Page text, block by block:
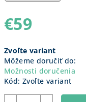
€59
cena:
Zvoľte variant
Môžeme doručiť do:
Možnosti doručenia
Kód: Zvoľte variant